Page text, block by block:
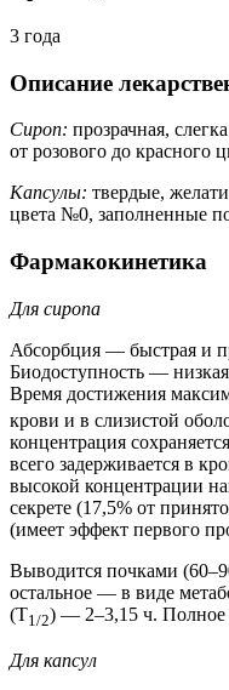
3 года
Описание
Сироп: прозрачная,
от розового до красного
Капсулы: твердые,
цвета №0, заполненные
Фармакокинетика
Для сиропа
Абсорбция — быстрая и
Биодоступность —
Время достижения
крови и в слизистой
концентрация
всего задерживается в
высокой концентрации
секрете (17,5% от
(имеет эффект первого
Выводится почками
остальное — в виде
(T1/2) — 2–3,15 ч. Полное
Для капсул